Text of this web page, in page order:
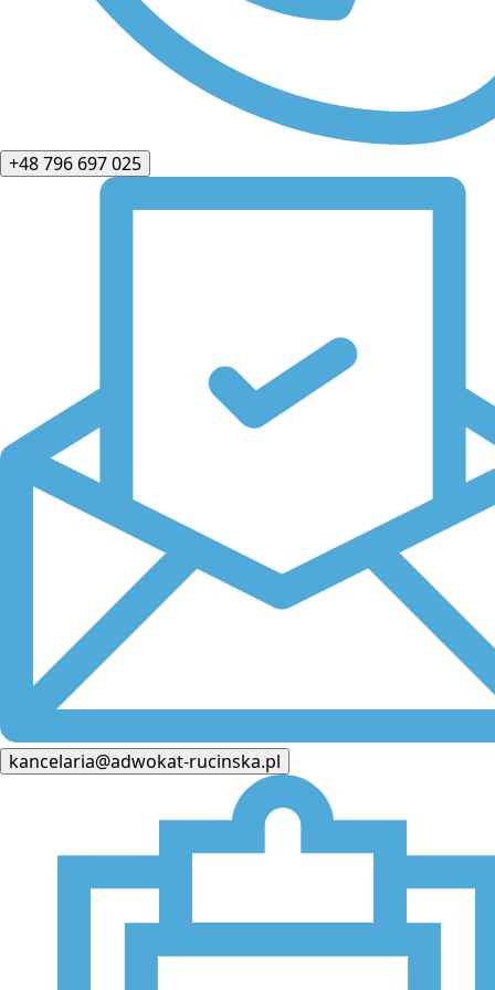
+48 796 697 025
kancelaria@adwokat-rucinska.pl